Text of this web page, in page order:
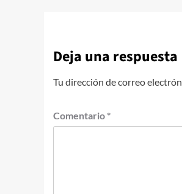
Deja una respuesta
Tu dirección de correo
Comentario *